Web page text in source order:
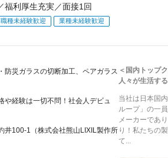
福利厚生充実／面接1回
職種未経験歓迎 業種未経験歓迎
防災ガラスの切断加工、ペアガラス
や経験は一切不問！社会人デビュ
井100-1（株式会社熊山LIXIL製作所
＜国内トップ
人々が生活す
当社は日本国
ループ」の一
メーカーであ
り！私たちの
て...